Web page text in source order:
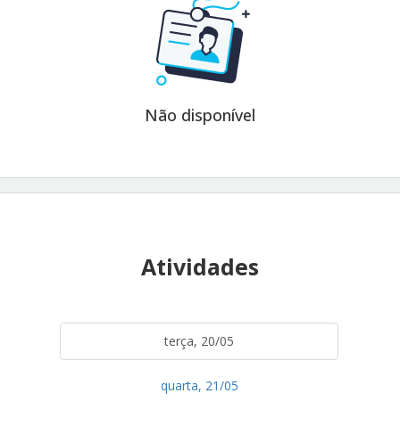
Não disponível
Atividades
terça, 20/05
quarta, 21/05